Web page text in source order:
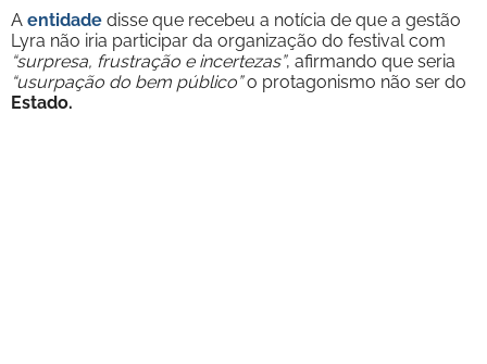
A entidade disse que recebeu a notícia de que a gestão
Lyra não iria participar da organização do festival com
“surpresa, frustração e incertezas”, afirmando que seria
“usurpação do bem público”o protagonismo não ser do
Estado.